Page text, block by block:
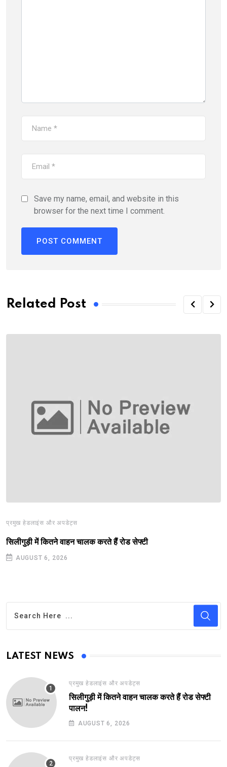
Save my name, email, and website in this
browser for the next time I comment.
Related Post
प्रमुख हेडलाइंस और अपडेट्स
सिलीगुड़ी में कितने वाहन चालक करते हैं रोड सेफ्टी
AUGUST 6, 2026
LATEST NEWS
प्रमुख हेडलाइंस और अपडेट्स
सिलीगुड़ी में कितने वाहन चालक करते हैं रोड सेफ्टी
पालन!
AUGUST 6, 2026
प्रमुख हेडलाइंस और अपडेट्स